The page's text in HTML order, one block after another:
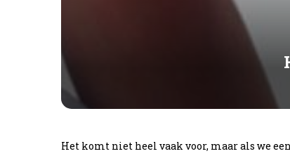
Het komt niet heel vaak voor, maar als we